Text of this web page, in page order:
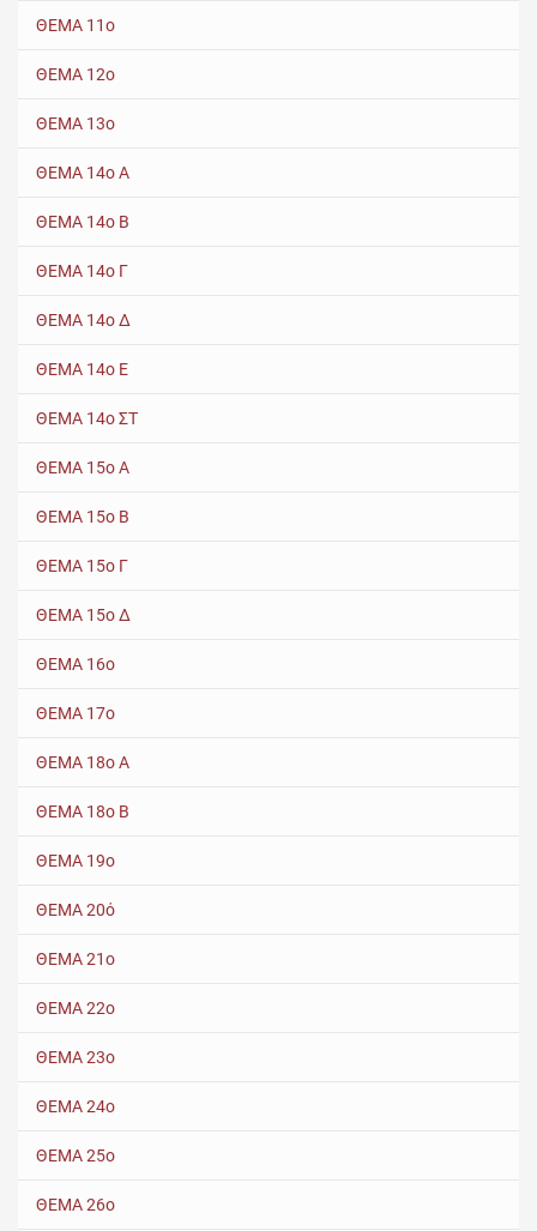
ΘΕΜΑ 11ο
ΘΕΜΑ 12ο
ΘΕΜΑ 13ο
ΘΕΜΑ 14ο Α
ΘΕΜΑ 14ο Β
ΘΕΜΑ 14ο Γ
ΘΕΜΑ 14ο Δ
ΘΕΜΑ 14ο Ε
ΘΕΜΑ 14ο ΣΤ
ΘΕΜΑ 15ο Α
ΘΕΜΑ 15ο Β
ΘΕΜΑ 15ο Γ
ΘΕΜΑ 15ο Δ
ΘΕΜΑ 16ο
ΘΕΜΑ 17ο
ΘΕΜΑ 18ο Α
ΘΕΜΑ 18ο Β
ΘΕΜΑ 19ο
ΘΕΜΑ 20ό
ΘΕΜΑ 21ο
ΘΕΜΑ 22ο
ΘΕΜΑ 23ο
ΘΕΜΑ 24ο
ΘΕΜΑ 25ο
ΘΕΜΑ 26ο